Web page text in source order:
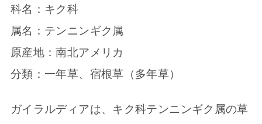
科名：キク科
属名：テンニンギク属
原産地：南北アメリカ
分類：一年草、宿根草（多年草）
ガイラルディアは、キク科テンニンギク属の草